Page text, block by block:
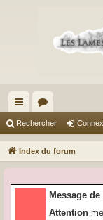
cc
ès
pi
or
u
s
Rechercher
Index du forum
Message
Attention